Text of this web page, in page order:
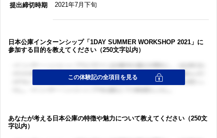
提出締切時期 2021年7月下旬
日本公庫インターンシップ「1DAY SUMMER WORKSHOP 2021」に
参加する目的を教えてください（250文字以内）
あなたが考える日本公庫の特徴や魅力について教えてください（250文
字以内）